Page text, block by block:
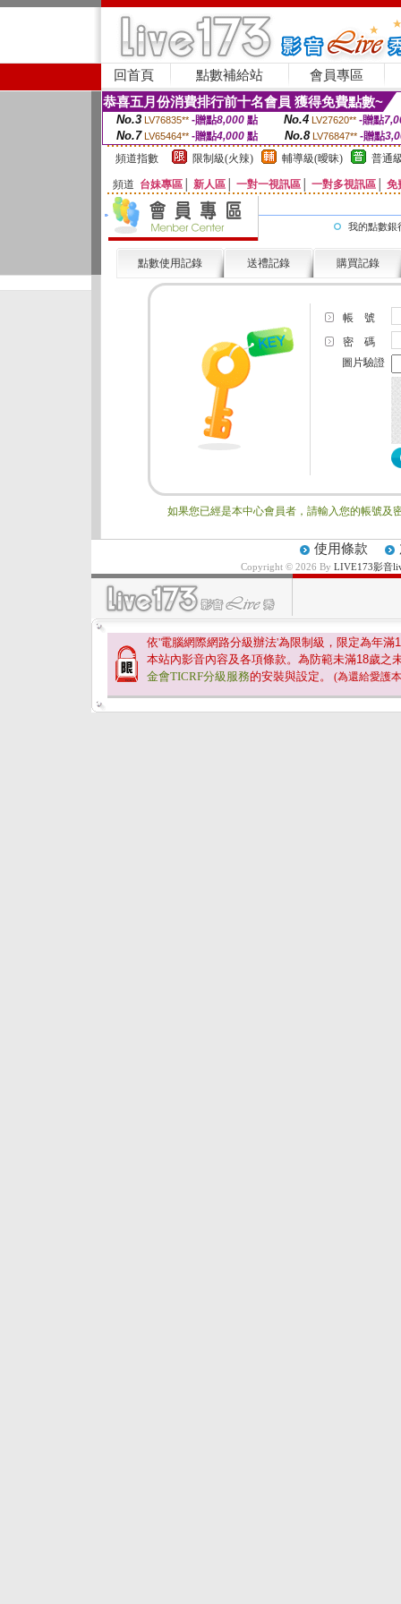
回首頁 點數補給站 會員專區
恭喜五月份消費排行前十名會員 獲得免費點數~
No.3 LV76835** -贈點8,000點 No.4 LV27620** -贈點
No.7 LV65464** -贈點4,000 點 No.8 LV76847** -贈點
頻道指數
限制級(火辣) 輔導級(曖昧) 普通
頻道 台妹專區 新人區 一對一視訊區 一對多視訊區 免
我的點數銀
點數使用記錄 送禮記錄 購買記錄
帳 號
密 碼
圖片驗證
如果您已經是本中心會員者，請輸入您的帳號及
使用條款
Copyright © 2026 By LIVE173影音
依'電腦網際網路分級辦法'為限制級，限定為年滿
本站內影音內容及各項條款。為防範未滿18歲之
金會TICRF分級服務的安裝與設定。 (為還給愛護